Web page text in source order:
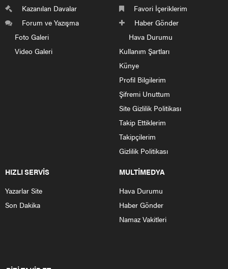
Kazanılan Davalar
Forum ve Yazışma
Foto Galeri
Video Galeri
Favori İçeriklerim
Haber Gönder
Hava Durumu
Kullanım Şartları
Künye
Profil Bilgilerim
Şifremi Unuttum
Site Gizlilik Politikası
Takip Ettiklerim
Takipçilerim
Gizlilik Politikası
HIZLI SERVİS
Yazarlar Site
Son Dakika
MULTİMEDYA
Hava Durumu
Haber Gönder
Namaz Vakitleri